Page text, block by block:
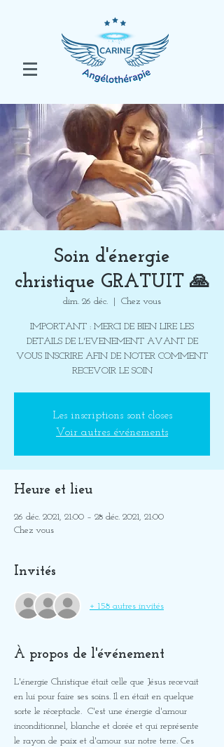
Soin d'énergie
christique GRATUIT 🙏
dim. 26 déc. Chez vous
IMPORTANT : MERCI DE BIEN LIRE LES
DETAILS DE L'EVENEMENT AVANT DE
VOUS INSCRIRE AFIN DE NOTER COMMENT
RECEVOIR LE SOIN
Les inscriptions sont closes
Voir autres événements
Heure et lieu
26 déc. 2021, 21:00 – 28 déc. 2021, 21:00
Chez vous
Invités
+ 158 autres invités
À propos de l'événement
L'énergie Christique était celle que Jésus recevait
en lui pour faire ses soins. Il en était en quelque
sorte le réceptacle.  C'est une énergie d'amour
inconditionnel, blanche et dorée et qui représente
le rayon de paix et d'amour sur notre terre. Ces